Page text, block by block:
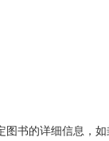
图书的详细信息，